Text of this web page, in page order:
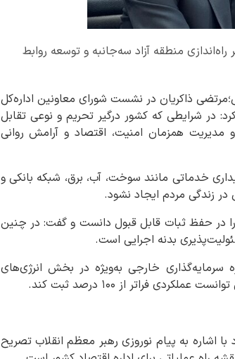
منطقه آزاد سه‌جانبه و توسعه روابط
ذاکریان در نشست شورای معاونین اداره‌کل
در شرایطی که کشور درگیر تحریم و نوعی تقابل
مدیریت همزمان امنیت، اقتصاد و آرامش روانی
خدماتی مانند سوخت، آب، برق، شبکه بانکی و
زندگی مردم ایجاد نشود.
را در حفظ ثبات قابل قبول دانست و گفت: در چنین
بدنه اجرایی است.
خارجی به‌ویژه در بخش انرژی‌های
به پیام نوروزی رهبر معظم انقلاب تصریح